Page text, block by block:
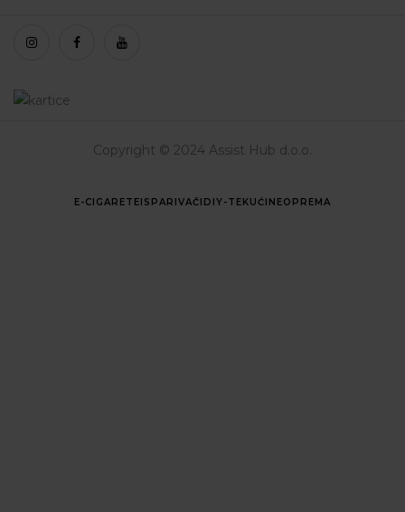
Copyright © 2024 Assist Hub d.o.o.
E-CIGARETEISPARIVAČI DIY-TEKUĆINEOPREMA